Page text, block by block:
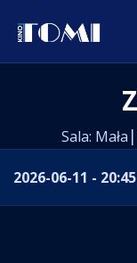
Sala: Mała
2026-06-11 - 20:45